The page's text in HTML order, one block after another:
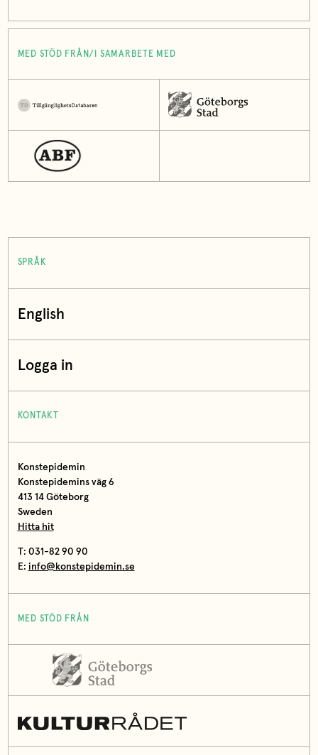
MED STÖD FRÅN/I SAMARBETE MED
SPRÅK
English
Logga in
KONTAKT
Konstepidemin
Konstepidemins väg 6
413 14 Göteborg
Sweden
Hitta hit
T: 031-82 90 90
E: info@konstepidemin.se
MED STÖD FRÅN